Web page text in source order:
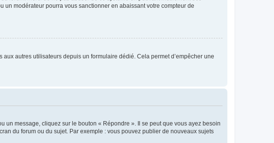
un modérateur pourra vous sanctionner en abaissant votre compteur de
autres utilisateurs depuis un formulaire dédié. Cela permet d’empêcher une
message, cliquez sur le bouton « Répondre ». Il se peut que vous ayez besoin
du forum ou du sujet. Par exemple : vous pouvez publier de nouveaux sujets